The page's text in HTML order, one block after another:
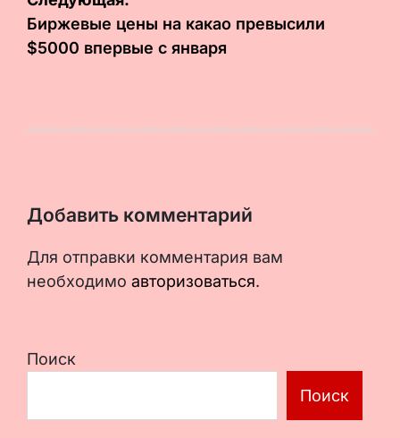
Биржевые цены на какао превысили
$5000 впервые с января
Добавить комментарий
Для отправки комментария вам
необходимо авторизоваться.
Поиск
Поиск